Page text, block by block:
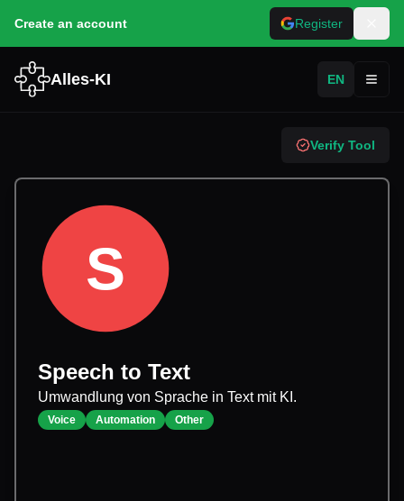
Create an account Register
Alles-KI EN
Verify Tool
S
Speech to Text
Umwandlung von Sprache in Text mit KI.
Voice Automation Other